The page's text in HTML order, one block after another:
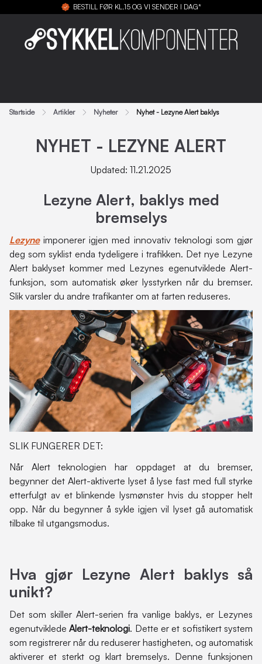
BESTILL FØR KL.15 OG VI SENDER I DAG*
Startside Artikler Nyheter Nyhet - Lezyne Alert baklys
NYHET - LEZYNE ALERT
Updated: 11.21.2025
Lezyne Alert, baklys med
bremselys
Lezyneimponerer igjen med innovativ teknologi som gjør
deg som syklist enda tydeligere i trafikken. Det nye Lezyne
Alert baklyset kommer med Lezynes egenutviklede Alert-
funksjon, som automatisk øker lysstyrken når du bremser.
Slik varsler du andre trafikanter om at farten reduseres.
SLIK FUNGERER DET:
Når Alert teknologien har oppdaget at du bremser,
begynner det Alert-aktiverte lyset å lyse fast med full styrke
etterfulgt av et blinkende lysmønster hvis du stopper helt
opp. Når du begynner å sykle igjen vil lyset gå automatisk
tilbake til utgangsmodus.
Hva gjør Lezyne Alert baklys så
unikt?
Det som skiller Alert-serien fra vanlige baklys, er Lezynes
egenutvikledeAlert-teknologi. Dette er et sofistikert system
som registrerer når du reduserer hastigheten, og automatisk
aktiverer et sterkt og klart bremselys. Denne funksjonen